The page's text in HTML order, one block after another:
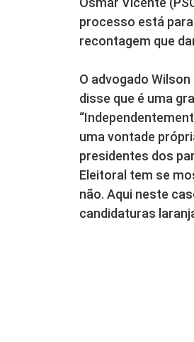
processo está
recontagem que
O advogado
disse que é uma
uma vontade
presidentes dos
Eleitoral tem se
não. Aqui neste
candidaturas